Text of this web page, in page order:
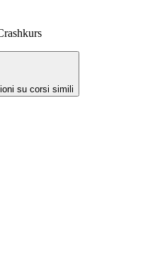
su corsi simili